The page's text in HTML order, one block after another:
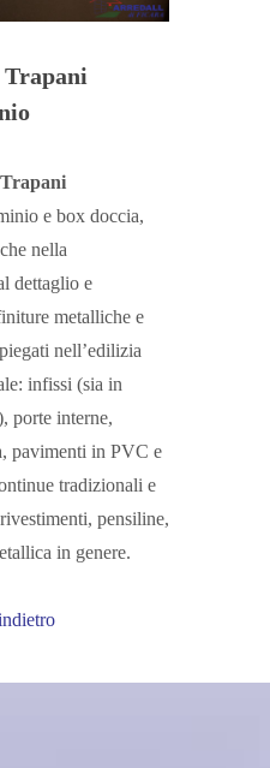
e box doccia,
nella
dettaglio e
metalliche e
nell’edilizia
infissi (sia in
porte interne,
pavimenti in PVC e
tradizionali e
pensiline,
in genere.